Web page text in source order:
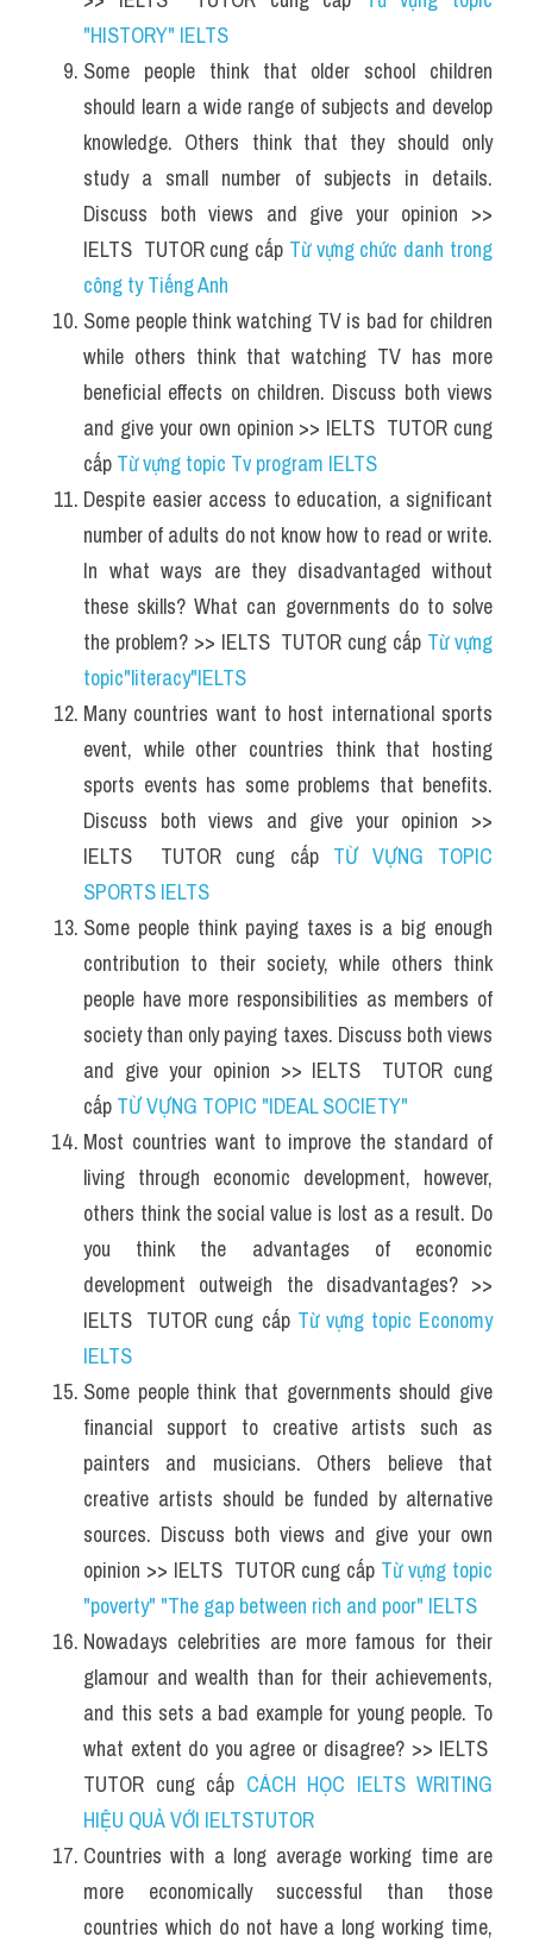
"HISTORY" IELTS
Some people think that older school children
should learn a wide range of subjects and develop
knowledge. Others think that they should only
study a small number of subjects in details.
Discuss both views and give your opinion >>
IELTS  TUTOR cung cấp Từ vựng chức danh trong
công ty Tiếng Anh
Some people think watching TV is bad for children
while others think that watching TV has more
beneficial effects on children. Discuss both views
and give your own opinion >> IELTS  TUTOR cung
cấp Từ vựng topic Tv program IELTS
Despite easier access to education, a significant
number of adults do not know how to read or write.
In what ways are they disadvantaged without
these skills? What can governments do to solve
the problem? >> IELTS  TUTOR cung cấp Từ vựng
topic"literacy"IELTS
Many countries want to host international sports
event, while other countries think that hosting
sports events has some problems that benefits.
Discuss both views and give your opinion >>
IELTS  TUTOR cung cấp TỪ VỰNG TOPIC
SPORTS IELTS
Some people think paying taxes is a big enough
contribution to their society, while others think
people have more responsibilities as members of
society than only paying taxes. Discuss both views
and give your opinion >> IELTS  TUTOR cung
cấp TỪ VỰNG TOPIC "IDEAL SOCIETY"
Most countries want to improve the standard of
living through economic development, however,
others think the social value is lost as a result. Do
you think the advantages of economic
development outweigh the disadvantages? >>
IELTS  TUTOR cung cấp Từ vựng topic Economy
IELTS
Some people think that governments should give
financial support to creative artists such as
painters and musicians. Others believe that
creative artists should be funded by alternative
sources. Discuss both views and give your own
opinion >> IELTS  TUTOR cung cấp Từ vựng topic
"poverty" "The gap between rich and poor" IELTS
Nowadays celebrities are more famous for their
glamour and wealth than for their achievements,
and this sets a bad example for young people. To
what extent do you agree or disagree? >> IELTS
TUTOR cung cấp CÁCH HỌC IELTS WRITING
HIỆU QUẢ VỚI IELTSTUTOR
Countries with a long average working time are
more economically successful than those
countries which do not have a long working time,